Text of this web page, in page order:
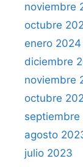
noviembre
octubre
enero 2024
diciembre
noviembre
octubre
septiembre
agosto
julio 2023